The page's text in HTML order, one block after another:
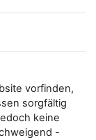
vorfinden,
sorgfältig
keine
-